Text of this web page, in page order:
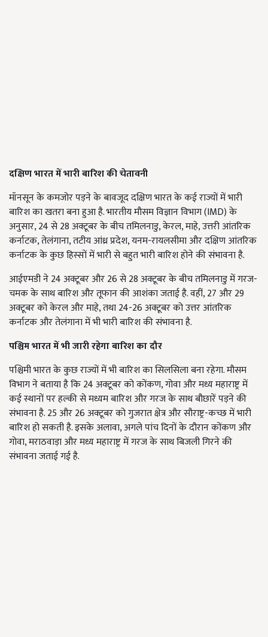
दक्षिण भारत में भारी बारिश की चेतावनी
मॉनसून के कमजोर पड़ने के बावजूद दक्षिण भारत के कई राज्यों में भारी
बारिश का खतरा बना हुआ है. भारतीय मौसम विज्ञान विभाग (IMD) के
अनुसार, 24 से 28 अक्टूबर के बीच तमिलनाडु, केरल, माहे, उत्तरी आंतरिक
कर्नाटक, तेलंगाना, तटीय आंध्र प्रदेश, यनम-रायलसीमा और दक्षिण आंतरिक
कर्नाटक के कुछ हिस्सों में भारी से बहुत भारी बारिश होने की संभावना है.
आईएमडी ने 24 अक्टूबर और 26 से 28 अक्टूबर के बीच तमिलनाडु में गरज-
चमक के साथ बारिश और तूफान की आशंका जताई है. वहीं, 27 और 29
अक्टूबर को केरल और माहे, तथा 24-26 अक्टूबर को उत्तर आंतरिक
कर्नाटक और तेलंगाना में भी भारी बारिश की संभावना है.
पश्चिम भारत में भी जारी रहेगा बारिश का दौर
पश्चिमी भारत के कुछ राज्यों में भी बारिश का सिलसिला बना रहेगा. मौसम
विभाग ने बताया है कि 24 अक्टूबर को कोंकण, गोवा और मध्य महाराष्ट्र में
कई स्थानों पर हल्की से मध्यम बारिश और गरज के साथ बौछारें पड़ने की
संभावना है. 25 और 26 अक्टूबर को गुजरात क्षेत्र और सौराष्ट्र-कच्छ में भारी
बारिश हो सकती है. इसके अलावा, अगले पांच दिनों के दौरान कोंकण और
गोवा, मराठवाड़ा और मध्य महाराष्ट्र में गरज के साथ बिजली गिरने की
संभावना जताई गई है.